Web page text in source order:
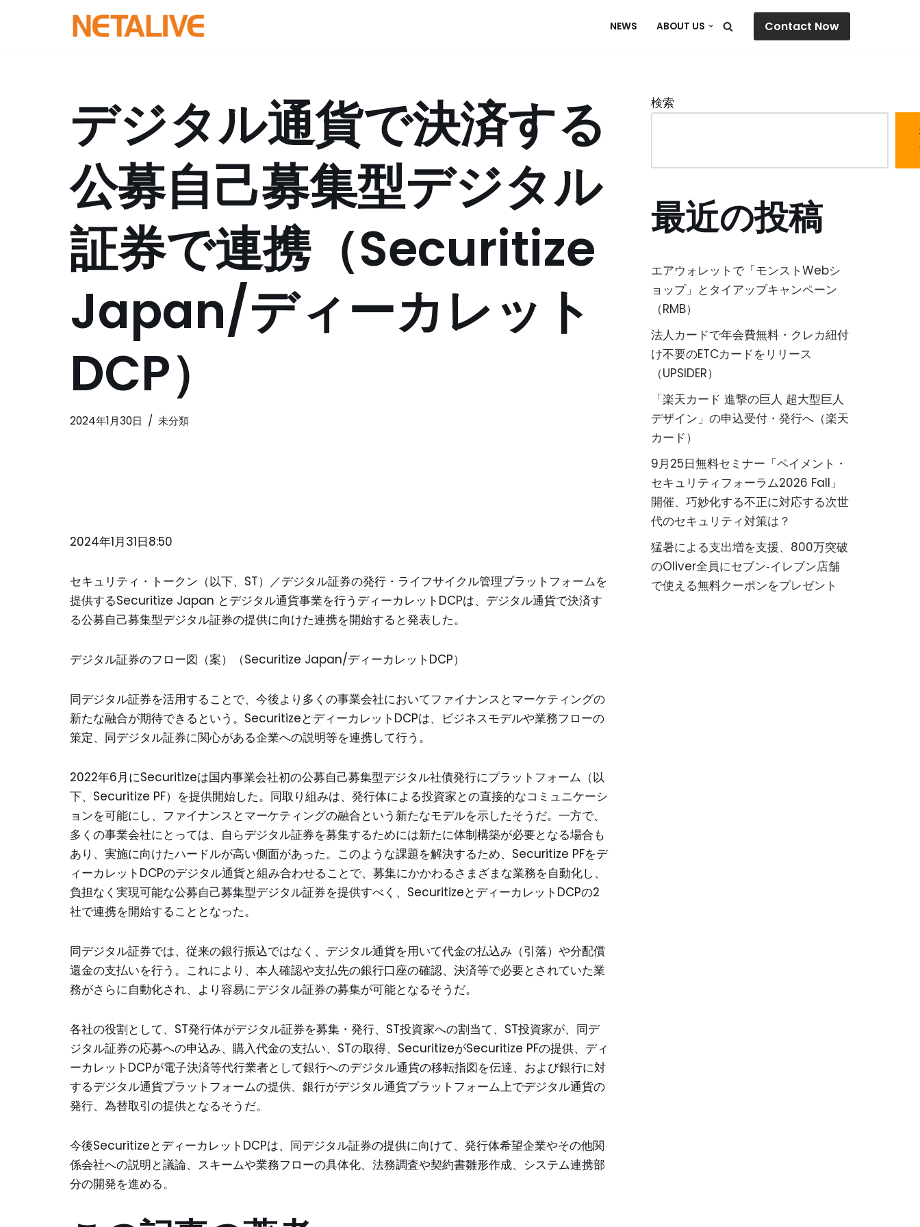
NEWS ABOUT US Contact Now
デジタル通貨で決済する
公募自己募集型デジタル
証券で連携（Securitize
Japan/ディーカレット
DCP）
2024年1月30日 未分類
2024年1月31日8:50
セキュリティ・トークン（以下、ST）／デジタル証券の発行・ライフサイクル管理プラットフォームを
提供するSecuritize Japan とデジタル通貨事業を行うディーカレットDCPは、デジタル通貨で決済す
る公募自己募集型デジタル証券の提供に向けた連携を開始すると発表した。
デジタル証券のフロー図（案）（Securitize Japan/ディーカレットDCP）
同デジタル証券を活用することで、今後より多くの事業会社においてファイナンスとマーケティングの
新たな融合が期待できるという。SecuritizeとディーカレットDCPは、ビジネスモデルや業務フローの
策定、同デジタル証券に関心がある企業への説明等を連携して行う。
2022年6月にSecuritizeは国内事業会社初の公募自己募集型デジタル社債発行にプラットフォーム（以
下、Securitize PF）を提供開始した。同取り組みは、発行体による投資家との直接的なコミュニケーシ
ョンを可能にし、ファイナンスとマーケティングの融合という新たなモデルを示したそうだ。一方で、
多くの事業会社にとっては、自らデジタル証券を募集するためには新たに体制構築が必要となる場合も
あり、実施に向けたハードルが高い側面があった。このような課題を解決するため、Securitize PFをデ
ィーカレットDCPのデジタル通貨と組み合わせることで、募集にかかわるさまざまな業務を自動化し、
負担なく実現可能な公募自己募集型デジタル証券を提供すべく、SecuritizeとディーカレットDCPの2
社で連携を開始することとなった。
同デジタル証券では、従来の銀行振込ではなく、デジタル通貨を用いて代金の払込み（引落）や分配償
還金の支払いを行う。これにより、本人確認や支払先の銀行口座の確認、決済等で必要とされていた業
務がさらに自動化され、より容易にデジタル証券の募集が可能となるそうだ。
各社の役割として、ST発行体がデジタル証券を募集・発行、ST投資家への割当て、ST投資家が、同デ
ジタル証券の応募への申込み、購入代金の支払い、STの取得、SecuritizeがSecuritize PFの提供、ディ
ーカレットDCPが電子決済等代行業者として銀行へのデジタル通貨の移転指図を伝達、および銀行に対
するデジタル通貨プラットフォームの提供、銀行がデジタル通貨プラットフォーム上でデジタル通貨の
発行、為替取引の提供となるそうだ。
今後SecuritizeとディーカレットDCPは、同デジタル証券の提供に向けて、発行体希望企業やその他関
係会社への説明と議論、スキームや業務フローの具体化、法務調査や契約書雛形作成、システム連携部
分の開発を進める。
検索
最近の投稿
エアウォレットで「モンストWebシ
ョップ」とタイアップキャンペーン
（RMB）
法人カードで年会費無料・クレカ紐付
け不要のETCカードをリリース
（UPSIDER）
「楽天カード 進撃の巨人 超大型巨人
デザイン」の申込受付・発行へ（楽天
カード）
9月25日無料セミナー「ペイメント・
セキュリティフォーラム2026 Fall」
開催、巧妙化する不正に対応する次世
代のセキュリティ対策は？
猛暑による支出増を支援、800万突破
のOliver全員にセブン‐イレブン店舗
で使える無料クーポンをプレゼント